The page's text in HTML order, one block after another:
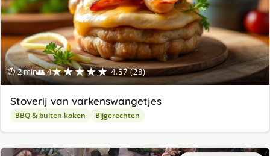
⏱ 2 min👥 4★★★★★ 4.57 (28)
Stoverij van varkenswangetjes
BBQ & buiten koken Bijgerechten